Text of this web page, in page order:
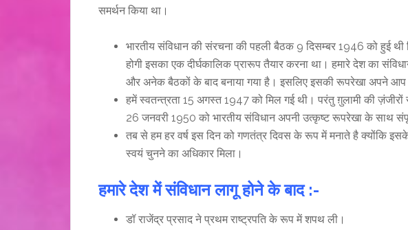
समर्थन किया था।
भारतीय संविधान की संरचना की पहली बैठक 9 दिसम्बर 1946 को हुई थी
होगी इसका एक दीर्घकालिक प्रारूप तैयार करना था। हमारे देश का
और अनेक बैठकों के बाद बनाया गया है। इसलिए इसकी रूपरेखा अपने
हमें स्वतन्त्रता 15 अगस्त 1947 को मिल गई थी। परंतु ग़ुलामी की
26 जनवरी 1950 को भारतीय संविधान अपनी उत्कृष्ट रूपरेखा के साथ
तब से हम हर वर्ष इस दिन को गणतंत्र दिवस के रूप में मनाते है क्योंकि
स्वयं चुनने का अधिकार मिला।
हमारे देश में संविधान लागू होने के बाद :-
डॉ राजेंद्र प्रसाद ने प्रथम राष्ट्रपति के रूप में शपथ ली।